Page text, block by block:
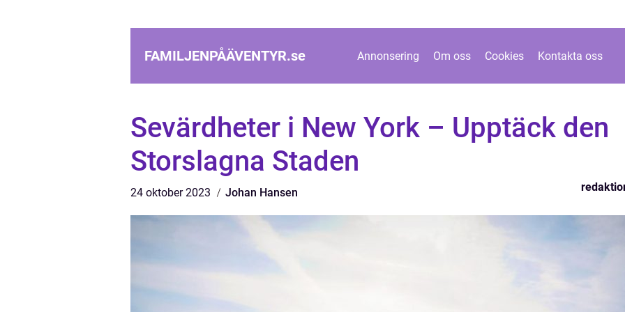
FAMILJENPÅÄVENTYR.se Annonsering Om oss Cookies Kontakta oss
Sevärdheter i New York – Upptäck den
Storslagna Staden
24 oktober 2023 Johan Hansen